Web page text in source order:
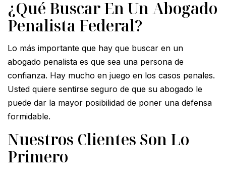
¿Qué Buscar En Un Abogado
Penalista Federal?
Lo más importante que hay que buscar en un
abogado penalista es que sea una persona de
confianza. Hay mucho en juego en los casos penales.
Usted quiere sentirse seguro de que su abogado le
puede dar la mayor posibilidad de poner una defensa
formidable.
Nuestros Clientes Son Lo
Primero